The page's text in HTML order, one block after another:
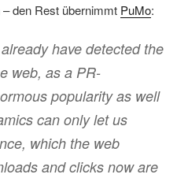
den Rest übernimmt PuMo:
have detected the
web, as a PR-
popularity as well
can only let us
which the web
and clicks now are